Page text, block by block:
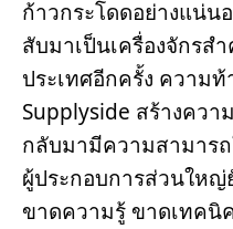
ก้าวกระโดดอย่างแน่น
สับมาเป็นเครื่องจักรส
ประเทศอีกครั้ง ความ
Supplyside สร้างคว
กลับมามีความสามาร
ผู้ประกอบการส่วนให
ขาดความรู้ ขาดเทคนิ